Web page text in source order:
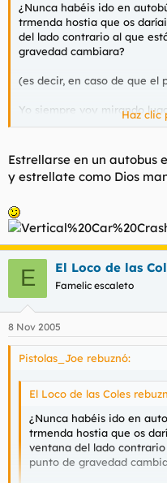
¿Nunca habéis ido en
trmenda hostia que os
del lado contrario al que
gravedad cambiara?
(es decir, en caso de que el
Yo siempre voy mirando
para no irme disparado de
autobuses por dentro.
en caso de volcar no
Haz clic
Estrellarse en un autobus
y estrellate como Dios
E El Loco de las
Famelic escaleto
8 Nov 2005
Pistolas_Joe rebuznó:
El Loco de las Coles
¿Nunca habéis ido en
trmenda hostia que os
ventana del lado
punto de gravedad